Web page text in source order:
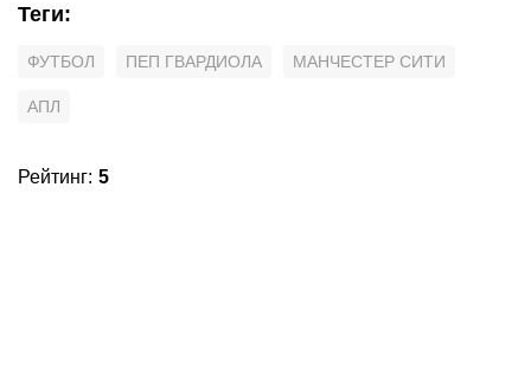
Теги:
ФУТБОЛ ПЕП ГВАРДИОЛА МАНЧЕСТЕР СИТИ
АПЛ
Рейтинг: 5